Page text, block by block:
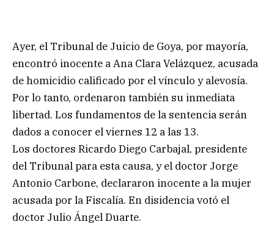
Ayer, el Tribunal de Juicio de Goya, por mayoría,
encontró inocente a Ana Clara Velázquez, acusada
de homicidio calificado por el vínculo y alevosía.
Por lo tanto, ordenaron también su inmediata
libertad. Los fundamentos de la sentencia serán
dados a conocer el viernes 12 a las 13.
Los doctores Ricardo Diego Carbajal, presidente
del Tribunal para esta causa, y el doctor Jorge
Antonio Carbone, declararon inocente a la mujer
acusada por la Fiscalía. En disidencia votó el
doctor Julio Ángel Duarte.